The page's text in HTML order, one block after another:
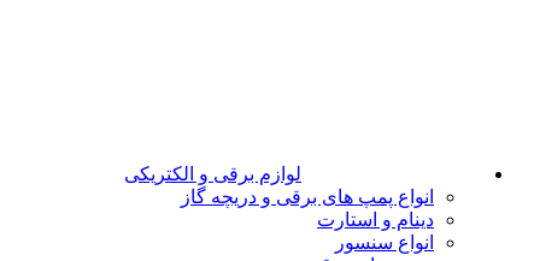
لوازم برقی و الکتریکی
انواع پمپ های برقی و دریچه گاز
دینام و استارت
انواع سنسور